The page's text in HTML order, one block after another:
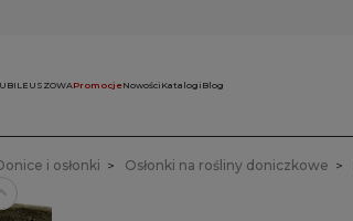
PromocjeNowości Katalogi Blog
i osłonki Osłonki na rośliny doniczkowe